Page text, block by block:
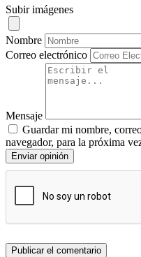
Subir imágenes
Nombre
Correo electrónico
Mensaje
Guardar mi nombre,
navegador, para la próxima
Enviar opinión